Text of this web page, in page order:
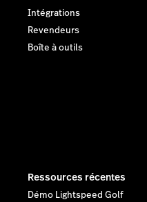
Intégrations
Revendeurs
Boîte à outils
Ressources récentes
Démo Lightspeed Golf